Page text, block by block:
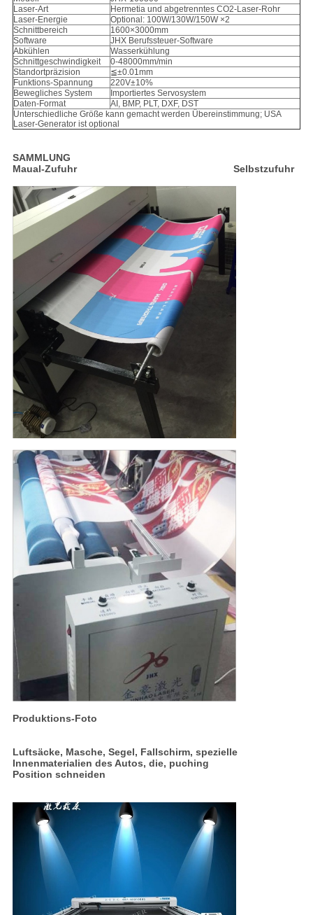
Laser-Art
Hermetia und abgetrenntes CO2-Laser-Rohr
Laser-Energie
Optional: 100W/130W/150W ×2
Schnittbereich
1600×3000mm
Software
JHX Berufssteuer-Software
Abkühlen
Wasserkühlung
Schnittgeschwindigkeit
0-48000mm/min
Standortpräzision
≦±0.01mm
Funktions-Spannung
220V±10%
Bewegliches System
Importiertes Servosystem
Daten-Format
AI, BMP, PLT, DXF, DST
Unterschiedliche Größe kann gemacht werden Übereinstimmung; USA
Laser-Generator ist optional
SAMMLUNG
Maual-Zufuhr Selbstzufuhr
Produktions-Foto
Luftsäcke, Masche, Segel, Fallschirm, spezielle
Innenmaterialien des Autos, die, puching
Position schneiden